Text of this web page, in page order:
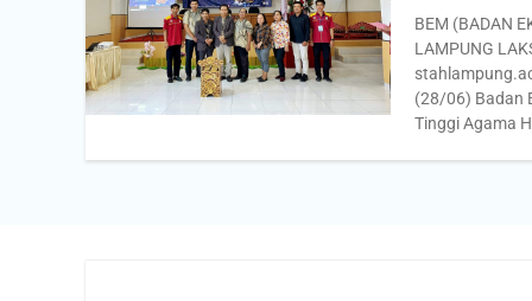
BEM (BADAN
LAMPUNG
(28/06) Badan
Tinggi Agama